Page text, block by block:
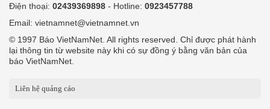
Điện thoại: 02439369898 - Hotline: 0923457788
Email: vietnamnet@vietnamnet.vn
© 1997 Báo VietNamNet. All rights reserved. Chỉ được phát hành
lại thông tin từ website này khi có sự đồng ý bằng văn bản của
báo VietNamNet.
Liên hệ quảng cáo